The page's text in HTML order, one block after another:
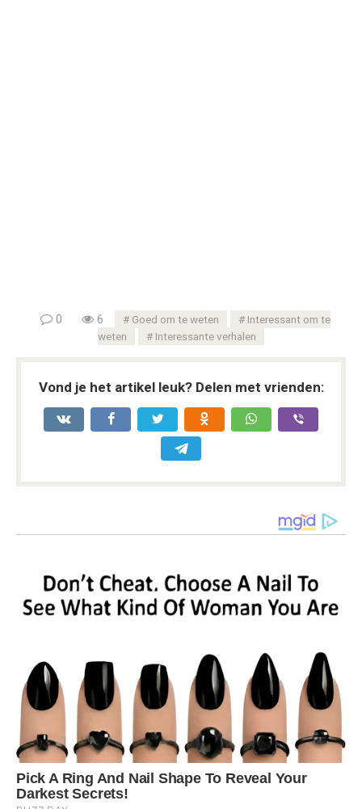
0 6 Goed om te weten
Interessant om te
weten
Interessante verhalen
Vond je het artikel leuk? Delen met vrienden: